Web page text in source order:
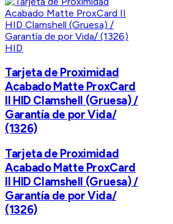
HID
Tarjeta de Proximidad
Acabado Matte ProxCard
II HID Clamshell (Gruesa) /
Garantía de por Vida/
(1326)
Tarjeta de Proximidad
Acabado Matte ProxCard
II HID Clamshell (Gruesa) /
Garantía de por Vida/
(1326)